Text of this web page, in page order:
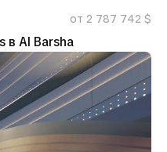
от 2 787 742 $
в Al Barsha